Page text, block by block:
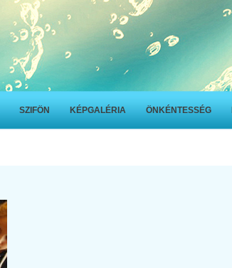
SZIFÖN KÉPGALÉRIA ÖNKÉNTESSÉG